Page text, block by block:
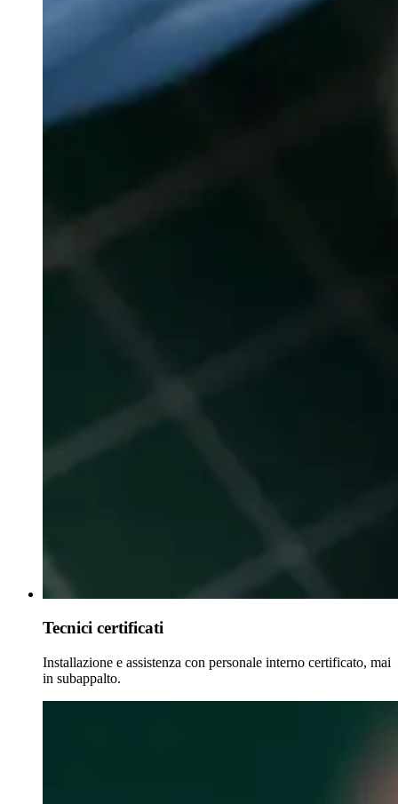
Tecnici certificati
Installazione e assistenza con personale interno certificato, mai
in subappalto.